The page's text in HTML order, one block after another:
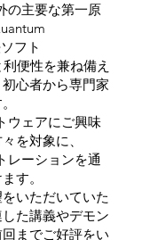
の主要な第一原
フト
便性を兼ね備え
心者から専門家
ウェアにご興味
を対象に、
レーションを通
す。
いただいていた
た講義やデモン
までご好評をい